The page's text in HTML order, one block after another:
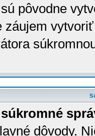
pôvodne
záujem
dôvody.